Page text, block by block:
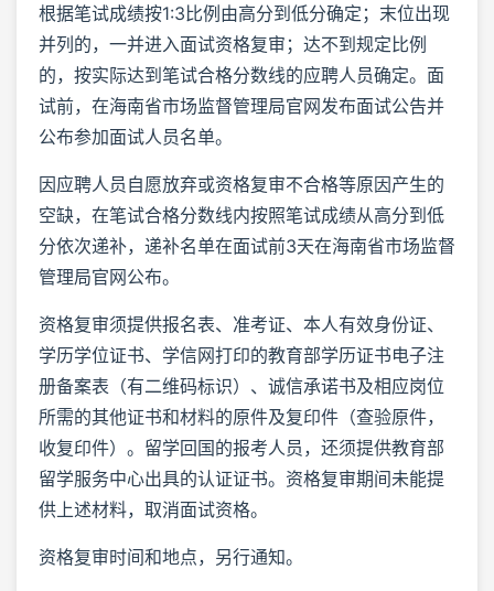
根据笔试成绩按1:3比例由高分到低分确定；末位出现
并列的，一并进入面试资格复审；达不到规定比例
的，按实际达到笔试合格分数线的应聘人员确定。面
试前，在海南省市场监督管理局官网发布面试公告并
公布参加面试人员名单。
因应聘人员自愿放弃或资格复审不合格等原因产生的
空缺，在笔试合格分数线内按照笔试成绩从高分到低
分依次递补，递补名单在面试前3天在海南省市场监督
管理局官网公布。
资格复审须提供报名表、准考证、本人有效身份证、
学历学位证书、学信网打印的教育部学历证书电子注
册备案表（有二维码标识）、诚信承诺书及相应岗位
所需的其他证书和材料的原件及复印件（查验原件，
收复印件）。留学回国的报考人员，还须提供教育部
留学服务中心出具的认证证书。资格复审期间未能提
供上述材料，取消面试资格。
资格复审时间和地点，另行通知。